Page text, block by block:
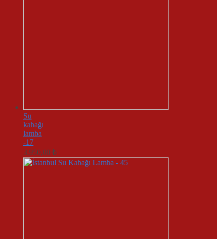
Su
kabağı
lamba
-17
3.950,00 ₺